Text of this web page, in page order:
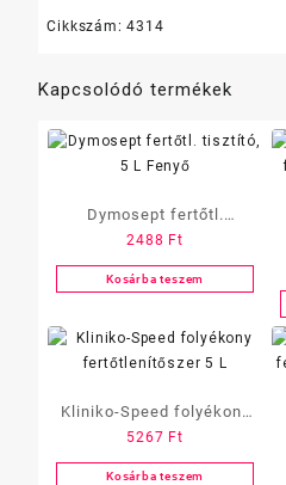
Cikkszám:4314
Kapcsolódó termékek
Dymosept fertőtl.
tisztító, 5 L Fenyő
2488 Ft
Kosárba teszem
Kliniko-Speed folyékony
fertőtlenítőszer 5 L
5267 Ft
Kosárba teszem